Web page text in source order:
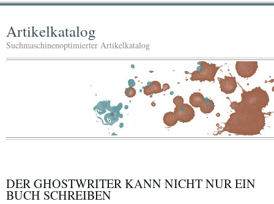
Artikelkatalog
Suchmaschinenoptimierter Artikelkatalog
DER GHOSTWRITER KANN NICHT NUR EIN
BUCH SCHREIBEN